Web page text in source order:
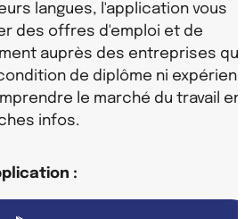
langues, l'application vous
des offres d'emploi et de
auprès des entreprises qui
de diplôme ni
le marché du travail en
infos.
: